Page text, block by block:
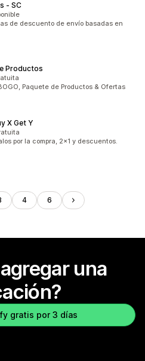
‑ SC
de descuento de envío basadas en
Productos
Paquete de Productos & Ofertas
X Get Y
por la compra, 2x1 y descuentos.
4 6
una
gratis por 3 días